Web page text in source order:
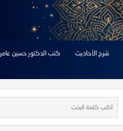
شرح الأحاديث كتب الدكتور حسين عامر